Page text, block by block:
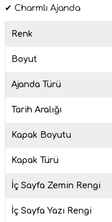
✔ Charmlı Ajanda
Renk
Boyut
Ajanda Türü
Tarih Aralığı
Kapak Boyutu
Kapak Türü
İç Sayfa Zemin Rengi
İç Sayfa Yazı Rengi